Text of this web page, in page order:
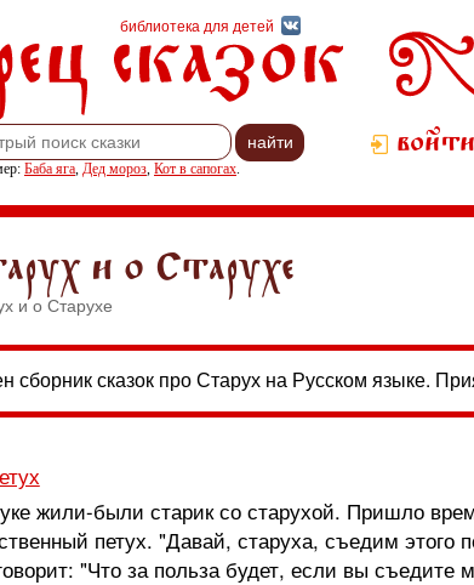
библиотека для детей
сказок
Баба яга Дед мороз Кот в сапогах войти
и о Старухе
и о Старухе
сборник сказок про Старух на Русском языке.
жили-были старик со старухой. Пришло
петух. "Давай, старуха, съедим этого
"Что за польза будет, если вы съедите